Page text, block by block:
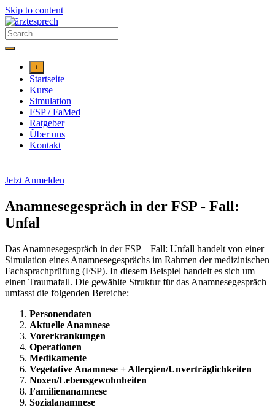
Skip to content
+
Startseite
Kurse
Simulation
FSP / FaMed
Ratgeber
Über uns
Kontakt
Jetzt Anmelden
Anamnesegespräch in der FSP - Fall:
Unfal
Das Anamnesegespräch in der FSP – Fall: Unfall handelt von einer
Simulation eines Anamnesegesprächs im Rahmen der medizinischen
Fachsprachprüfung (FSP). In diesem Beispiel handelt es sich um
einen Traumafall. Die gewählte Struktur für das Anamnesegespräch
umfasst die folgenden Bereiche:
Personendaten
Aktuelle Anamnese
Vorerkrankungen
Operationen
Medikamente
Vegetative Anamnese + Allergien/Unverträglichkeiten
Noxen/Lebensgewohnheiten
Familienanamnese
Sozialanamnese